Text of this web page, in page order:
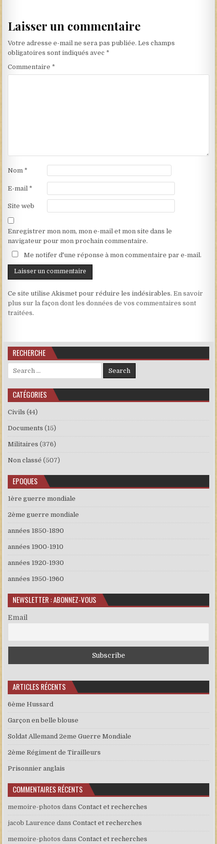
Laisser un commentaire
Votre adresse e-mail ne sera pas publiée. Les champs
obligatoires sont indiqués avec *
Commentaire *
Nom *
E-mail *
Site web
Enregistrer mon nom, mon e-mail et mon site dans le
navigateur pour mon prochain commentaire.
Me notifer d'une réponse à mon commentaire par e-mail.
Ce site utilise Akismet pour réduire les indésirables.En savoir
plus sur la façon dont les données de vos commentaires sont
traitées.
RECHERCHE
Search for:
CATÉGORIES
Civils (44)
Documents (15)
Militaires (376)
Non classé (507)
EPOQUES
1ère guerre mondiale
2ème guerre mondiale
années 1850-1890
années 1900-1910
années 1920-1930
années 1950-1960
NEWSLETTER : ABONNEZ-VOUS
Email
ARTICLES RÉCENTS
6ème Hussard
Garçon en belle blouse
Soldat Allemand 2eme Guerre Mondiale
2ème Régiment de Tirailleurs
Prisonnier anglais
COMMENTAIRES RÉCENTS
memoire-photos dansContact et recherches
jacob Laurence dansContact et recherches
memoire-photos dansContact et recherches